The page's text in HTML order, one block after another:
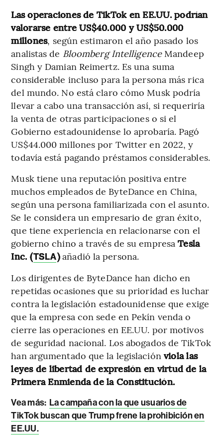
Las operaciones de TikTok en EE.UU. podrían
valorarse entre US$40.000 y US$50.000
millones, según estimaron el año pasado los
analistas de Bloomberg IntelligenceMandeep
Singh y Damian Reimertz. Es una suma
considerable incluso para la persona más rica
del mundo. No está claro cómo Musk podría
llevar a cabo una transacción así, si requeriría
la venta de otras participaciones o si el
Gobierno estadounidense lo aprobaría. Pagó
US$44.000 millones por Twitter en 2022, y
todavía está pagando préstamos considerables.
Musk tiene una reputación positiva entre
muchos empleados de ByteDance en China,
según una persona familiarizada con el asunto.
Se le considera un empresario de gran éxito,
que tiene experiencia en relacionarse con el
gobierno chino a través de su empresaTesla
Inc. (TSLA)añadió la persona.
Los dirigentes de ByteDance han dicho en
repetidas ocasiones que su prioridad es luchar
contra la legislación estadounidense que exige
que la empresa con sede en Pekín venda o
cierre las operaciones en EE.UU. por motivos
de seguridad nacional. Los abogados de TikTok
han argumentado que la legislación viola las
leyes de libertad de expresión en virtud de la
Primera Enmienda de la Constitución.
Vea más: La campaña con la que usuarios de
TikTok buscan que Trump frene la prohibición en
EE.UU.